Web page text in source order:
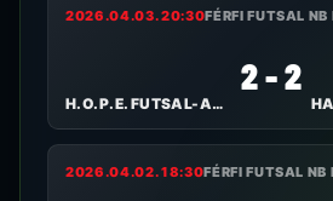
2026.04.03. 20:30FÉRFI FUTSAL
H.O.P.E. FUTSAL-ALPASSPORT
2 - 2
2026.04.02. 18:30FÉRFI FUTSAL